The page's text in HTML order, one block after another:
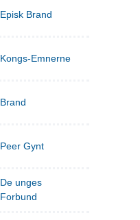
Episk Brand
Kongs-Emnerne
Brand
Peer Gynt
De unges
Forbund